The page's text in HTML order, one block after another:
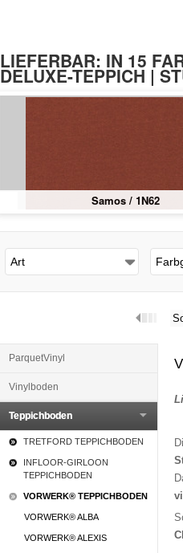
LIEFERBAR: IN 15
DELUXE-TEPPICH |
Art
ParquetVinyl
Vinylboden
Teppichboden
TRETFORD TEPPICHBODEN
INFLOOR-GIRLOON
TEPPICHBODEN
VORWERK® TEPPICHBODEN
VORWERK® ALBA
VORWERK® ALEXIS